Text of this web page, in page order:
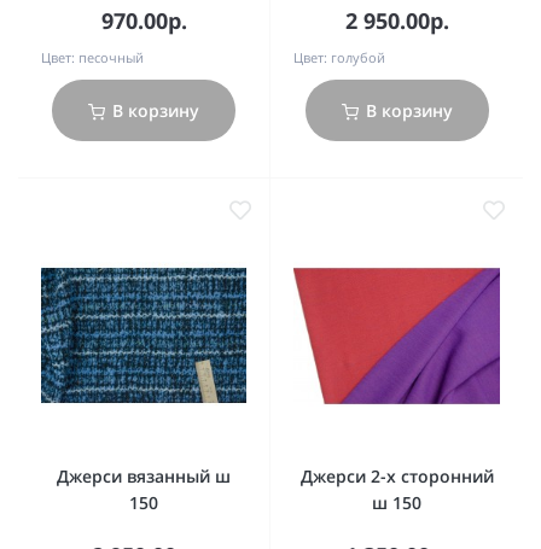
970.00р.
Цвет: песочный
В корзину
2 950.00р.
Цвет: голубой
В корзину
Джерси вязанный ш
150
Джерси 2-х сторонний
ш 150